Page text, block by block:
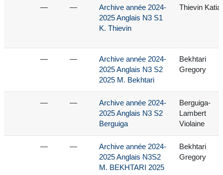
— —
Archive année 2024-
2025 Anglais N3 S1
K. Thievin
Thievin Katia
— —
Archive année 2024-
2025 Anglais N3 S2
2025 M. Bekhtari
Bekhtari
Gregory
— —
Archive année 2024-
2025 Anglais N3 S2
Berguiga
Berguiga-
Lambert
Violaine
— —
Archive année 2024-
2025 Anglais N3S2
M. BEKHTARI 2025
Bekhtari
Gregory